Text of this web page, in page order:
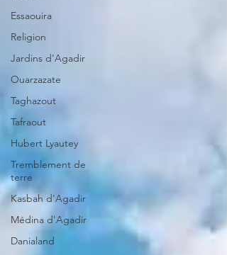
Essaouira
Religion
Jardins d'Agadir
Ouarzazate
Taghazout
Tafraout
Hubert Lyautey
Tremblement de
terre
Kasbah d'Agadir
Médina d'Agadir
Danialand